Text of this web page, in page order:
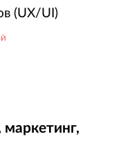
(UX/UI)